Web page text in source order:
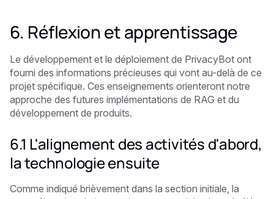
6. Réflexion et apprentissage
Le développement et le déploiement de PrivacyBot ont
fourni des informations précieuses qui vont au-delà de ce
projet spécifique. Ces enseignements orienteront notre
approche des futures implémentations de RAG et du
développement de produits.
6.1 L'alignement des activités d'abord,
la technologie ensuite
Comme indiqué brièvement dans la section initiale, la